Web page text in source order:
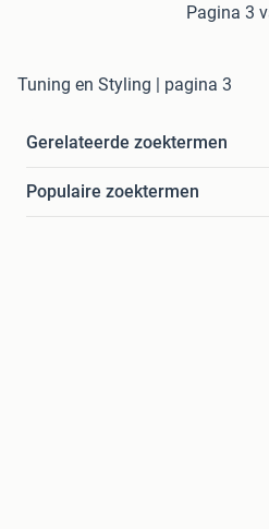
Pagina 3
Tuning en Styling | pagina 3
Gerelateerde zoektermen
Populaire zoektermen